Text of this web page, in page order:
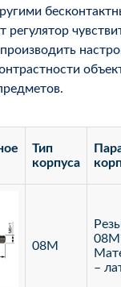
Тип
корпуса
08М
–